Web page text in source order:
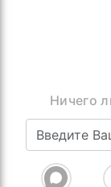
Ничего